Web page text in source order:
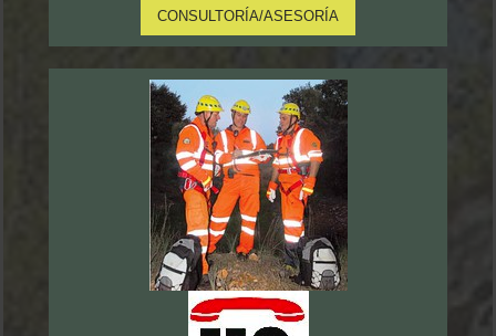
CONSULTORÍA/ASESORÍA